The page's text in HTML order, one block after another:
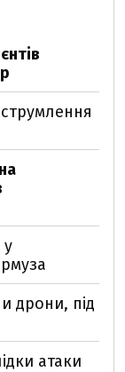
у
дрони, під
атаки